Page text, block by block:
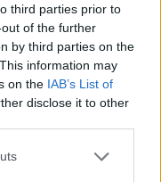
third parties prior to
of the further
by third parties on the
information may
on the IAB’s List of
disclose it to other